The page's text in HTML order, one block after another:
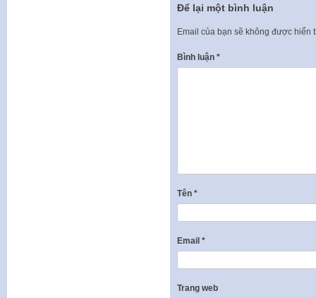
Để lại một bình luận
Email của bạn sẽ không được hiển
Bình luận *
Tên *
Email *
Trang web